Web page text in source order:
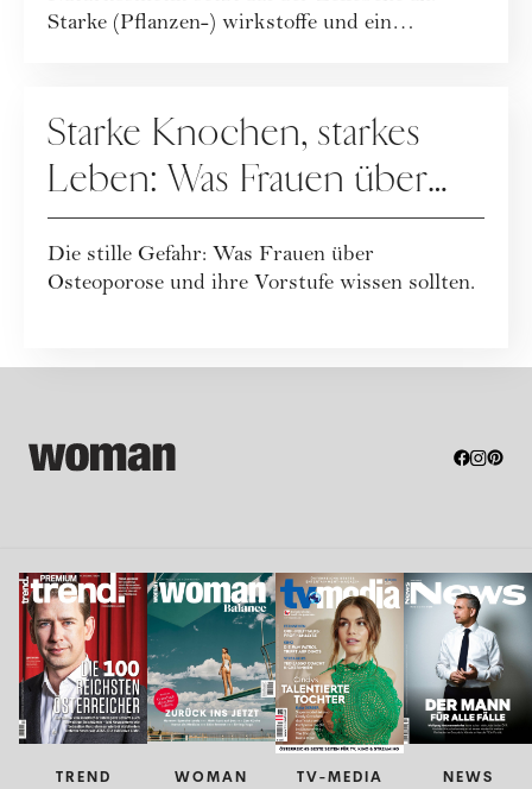
Starke (Pflanzen-) wirkstoffe und ein
Starke Knochen, starkes
Leben: Was Frauen über
Osteoporose wissen
sollten
Die stille Gefahr: Was Frauen über
Osteoporose und ihre Vorstufe wissen sollten.
TREND WOMAN TV-MEDIA NEWS